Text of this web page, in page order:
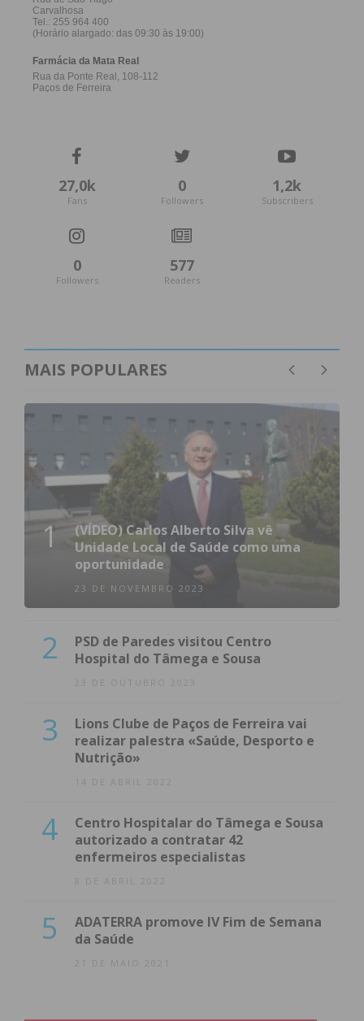
27,0k
Fans
0
Followers
1,2k
Subscribers
0
Followers
577
Readers
MAIS POPULARES
1
(VÍDEO) Carlos Alberto Silva vê
Unidade Local de Saúde como uma
oportunidade
23 DE NOVEMBRO 2023
2
PSD de Paredes visitou Centro
Hospital do Tâmega e Sousa
23 DE OUTUBRO 2023
3
Lions Clube de Paços de Ferreira vai
realizar palestra «Saúde, Desporto e
Nutrição»
14 DE ABRIL 2022
4
Centro Hospitalar do Tâmega e Sousa
autorizado a contratar 42
enfermeiros especialistas
8 DE ABRIL 2022
5
ADATERRA promove IV Fim de Semana
da Saúde
21 DE MAIO 2021